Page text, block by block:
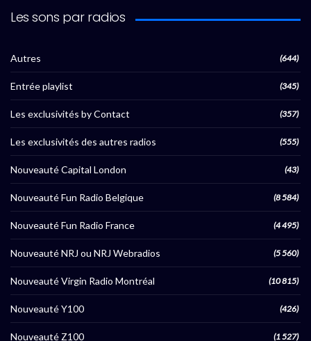
Les sons par radios
Autres (644)
Entrée playlist (345)
Les exclusivités by Contact (357)
Les exclusivités des autres radios (555)
Nouveauté Capital London (43)
Nouveauté Fun Radio Belgique (8 584)
Nouveauté Fun Radio France (4 495)
Nouveauté NRJ ou NRJ Webradios (5 560)
Nouveauté Virgin Radio Montréal (10 815)
Nouveauté Y100 (426)
Nouveauté Z100 (1 527)